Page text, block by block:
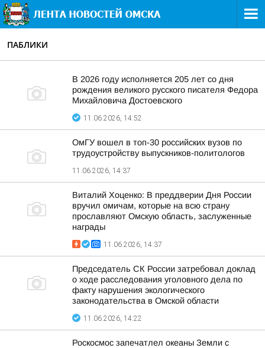
ПАБЛИКИ
В 2026 году исполняется 205 лет со дня
рождения великого русского писателя Федора
Михайловича Достоевского
11.06.2026, 14:52
ОмГУ вошел в топ-30 российских вузов по
трудоустройству выпускников-политологов
11.06.2026, 14:37
Виталий Хоценко: В преддверии Дня России
вручил омичам, которые на всю страну
прославляют Омскую область, заслуженные
награды
11.06.2026, 14:37
Председатель СК России затребовал доклад
о ходе расследования уголовного дела по
факту нарушения экологического
законодательства в Омской области
11.06.2026, 14:22
Роскосмос запечатлел океаны Земли с